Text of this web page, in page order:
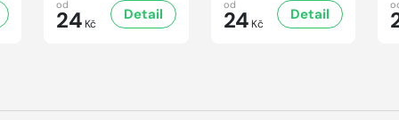
od
24 Kč
Detail
od
24 Kč
Detail